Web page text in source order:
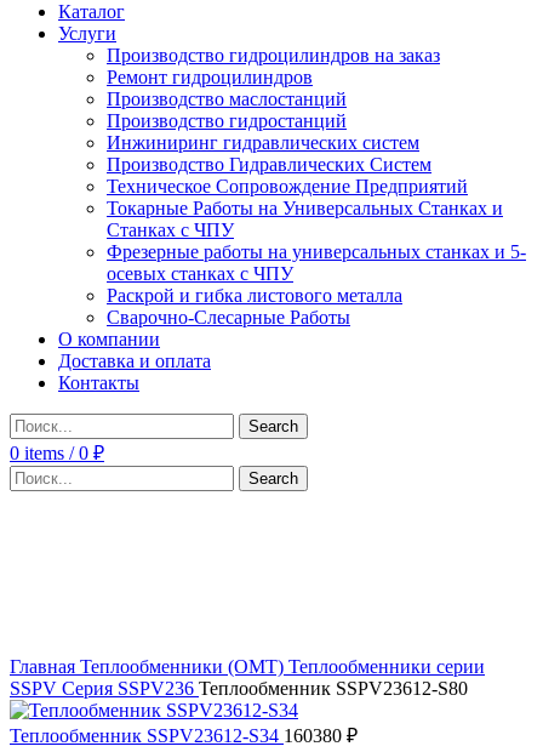
Каталог
Услуги
Производство гидроцилиндров на заказ
Ремонт гидроцилиндров
Производство маслостанций
Производство гидростанций
Инжиниринг гидравлических систем
Производство Гидравлических Систем
Техническое Сопровождение Предприятий
Токарные Работы на Универсальных Станках и
Станках с ЧПУ
Фрезерные работы на универсальных станках и 5-
осевых станках с ЧПУ
Раскрой и гибка листового металла
Сварочно-Слесарные Работы
О компании
Доставка и оплата
Контакты
Search
0 items / 0 ₽
Search
Главная Теплообменники (OMT) Теплообменники серии
SSPV Серия SSPV236 Теплообменник SSPV23612-S80
Теплообменник SSPV23612-S34 160380 ₽